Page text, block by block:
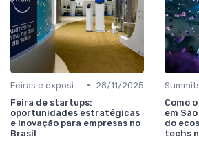
•
28/11/2025
Feira de startups:
oportunidades estratégicas
e inovação para empresas no
Brasil
Como
em
do
techs